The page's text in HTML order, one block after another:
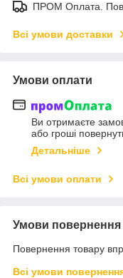
ПРОМ Оплата.
Всі умови доставки
Умови оплати
Ви отримаєте
або гроші
Детальніше
Всі умови оплати
Умови повернення
Повернення товару
Всі умови